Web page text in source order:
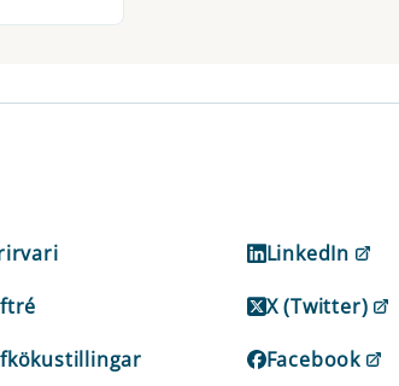
LinkedIn
X (Twitter)
Facebook